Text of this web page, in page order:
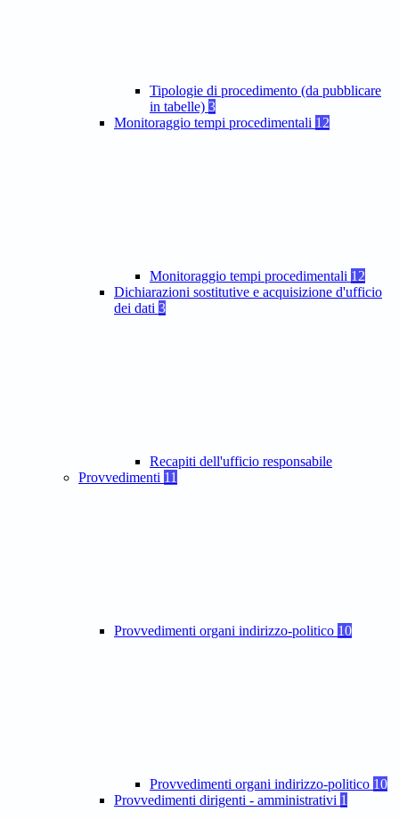
Tipologie di procedimento (da pubblicare
in tabelle) 3
Monitoraggio tempi procedimentali 12
Monitoraggio tempi procedimentali 12
Dichiarazioni sostitutive e acquisizione d'ufficio
dei dati 3
Recapiti dell'ufficio responsabile
Provvedimenti 11
Provvedimenti organi indirizzo-politico 10
Provvedimenti organi indirizzo-politico 10
Provvedimenti dirigenti - amministrativi 1